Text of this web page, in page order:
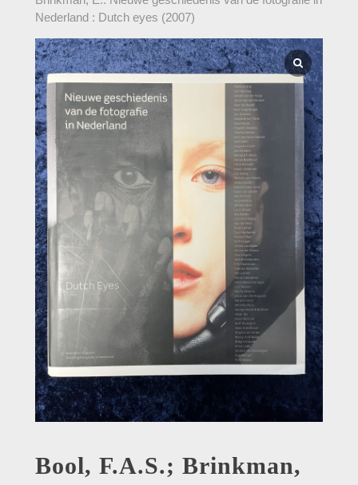
Nederland : Dutch eyes (2007)
Bool, F.A.S.; Brinkman,